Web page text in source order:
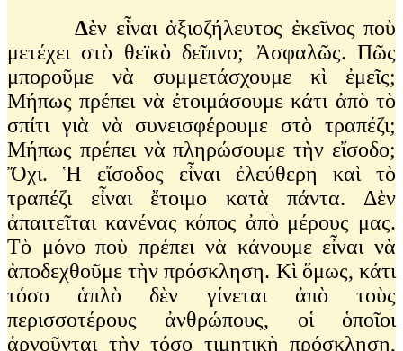
Δὲν εἶναι ἀξιοζήλευτος ἐκεῖνος ποὺ
μετέχει στὸ θεϊκὸ δεῖπνο; Ἀσφαλῶς. Πῶς
μποροῦμε νὰ συμμετάσχουμε κὶ ἐμεῖς;
Μήπως πρέπει νὰ ἐτοιμάσουμε κάτι ἀπὸ τὸ
σπίτι γιὰ νὰ συνεισφέρουμε στὸ τραπέζι;
Μήπως πρέπει νὰ πληρώσουμε τὴν εἴσοδο;
Ὄχι. Ἡ εἴσοδος εἶναι ἐλεύθερη καὶ τὸ
τραπέζι εἶναι ἔτοιμο κατὰ πάντα. Δὲν
ἀπαιτεῖται κανένας κόπος ἀπὸ μέρους μας.
Τὸ μόνο ποὺ πρέπει νὰ κάνουμε εἶναι νὰ
ἀποδεχθοῦμε τὴν πρόσκληση. Κὶ ὅμως, κάτι
τόσο ἁπλὸ δὲν γίνεται ἀπὸ τοὺς
περισσοτέρους ἀνθρώπους, οἱ ὁποῖοι
ἀρνοῦνται τὴν τόσο τιμητικὴ πρόσκληση,